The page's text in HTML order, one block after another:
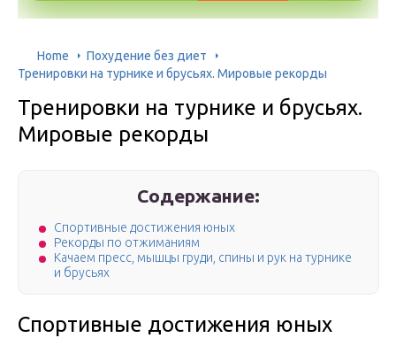
Home
Похудение без диет
Тренировки на турнике и брусьях. Мировые рекорды
Тренировки на турнике и брусьях.
Мировые рекорды
Содержание:
Спортивные достижения юных
Рекорды по отжиманиям
Качаем пресс, мышцы груди, спины и рук на турнике
и брусьях
Спортивные достижения юных